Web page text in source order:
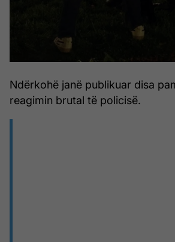
Ndërkohë janë publikuar disa
reagimin brutal të policisë.